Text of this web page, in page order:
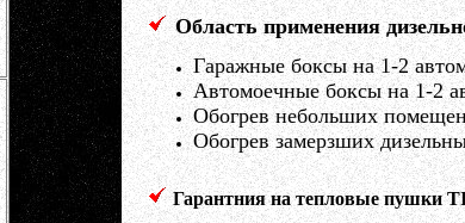
Область применения
Гаражные боксы на 1-2
Автомоечные боксы на 1-2
Обогрев небольших
Обогрев замерзших
Гарантния на тепловые пушки